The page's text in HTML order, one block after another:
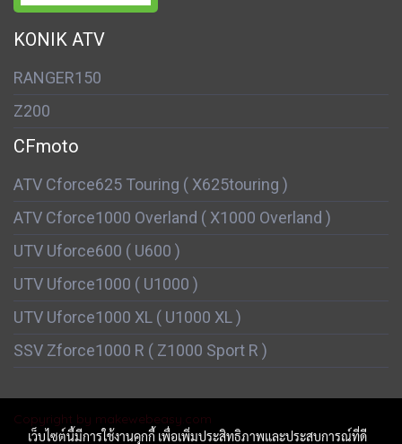
KONIK ATV
RANGER150
Z200
CFmoto
ATV Cforce625 Touring ( X625touring )
ATV Cforce1000 Overland ( X1000 Overland )
UTV Uforce600 ( U600 )
UTV Uforce1000 ( U1000 )
UTV Uforce1000 XL ( U1000 XL )
SSV Zforce1000 R ( Z1000 Sport R )
Copyright by makewebeasy.com
เว็บไซต์นี้มีการใช้งานคุกกี้ เพื่อเพิ่มประสิทธิภาพและประสบการณ์ที่ดี